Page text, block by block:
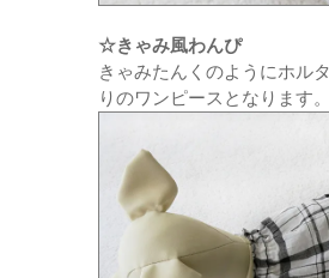
☆きゃみ風わんぴ
きゃみたんくのようにホル
りのワンピースとなります